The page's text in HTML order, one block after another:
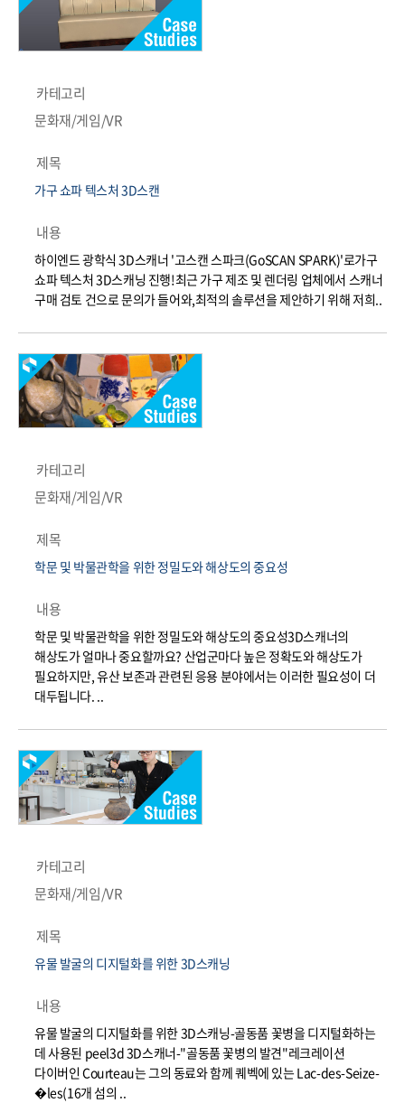
카테고리
문화재/게임/VR
제목
가구 쇼파 텍스처 3D스캔
내용
하이엔드 광학식 3D스캐너 '고스캔 스파크(GoSCAN SPARK)'로가구
쇼파 텍스처 3D스캐닝 진행!​최근 가구 제조 및 렌더링 업체에서 스캐너
구매 검토 건으로 문의가 들어와,최적의 솔루션을 제안하기 위해 저희..
카테고리
문화재/게임/VR
제목
학문 및 박물관학을 위한 정밀도와 해상도의 중요성
내용
학문 및 박물관학을 위한 정밀도와 해상도의 중요성3D스캐너의
해상도가 얼마나 중요할까요? 산업군마다 높은 정확도와 해상도가
필요하지만, 유산 보존과 관련된 응용 분야에서는 이러한 필요성이 더
대두됩니다. ..
카테고리
문화재/게임/VR
제목
유물 발굴의 디지털화를 위한 3D스캐닝
내용
유물 발굴의 디지털화를 위한 3D스캐닝-골동품 꽃병을 디지털화하는
데 사용된 peel3d 3D스캐너-"골동품 꽃병의 발견"레크레이션
다이버인 Courteau는 그의 동료와 함께 퀘벡에 있는 Lac-des-Seize-
�les(16개 섬의 ..